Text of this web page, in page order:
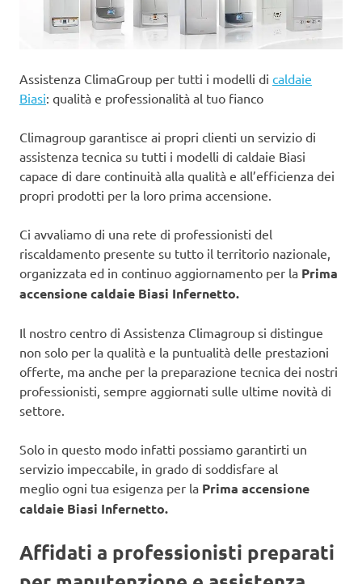
Assistenza ClimaGroup per tutti i modelli di caldaie
Biasi: qualità e professionalità al tuo fianco
Climagroup garantisce ai propri clienti un servizio di
assistenza tecnica su tutti i modelli di caldaie Biasi
capace di dare continuità alla qualità e all’efficienza dei
propri prodotti per la loro prima accensione.
Ci avvaliamo di una rete di professionisti del
riscaldamento presente su tutto il territorio nazionale,
organizzata ed in continuo aggiornamento per la Prima
accensione caldaie Biasi Infernetto.
Il nostro centro di Assistenza Climagroup si distingue
non solo per la qualità e la puntualità delle prestazioni
offerte, ma anche per la preparazione tecnica dei nostri
professionisti, sempre aggiornati sulle ultime novità di
settore.
Solo in questo modo infatti possiamo garantirti un
servizio impeccabile, in grado di soddisfare al
meglio ogni tua esigenza per la Prima accensione
caldaie Biasi Infernetto.
Affidati a professionisti preparati